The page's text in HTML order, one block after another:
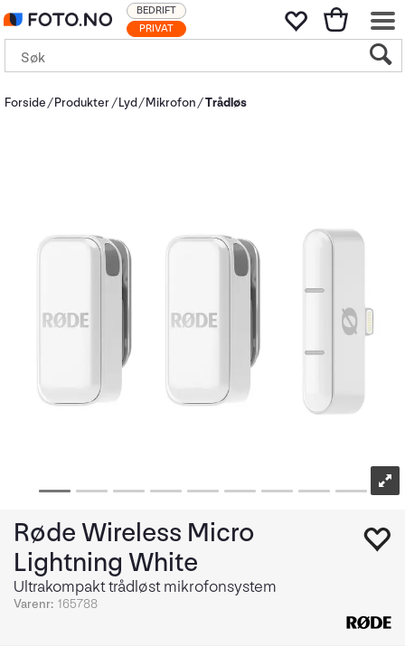
PRIVAT
BEDRIFT
Forside Produkter Lyd Mikrofon Trådløs
Røde Wireless Micro
Lightning White
Ultrakompakt trådløst mikrofonsystem
Varenr: 165788